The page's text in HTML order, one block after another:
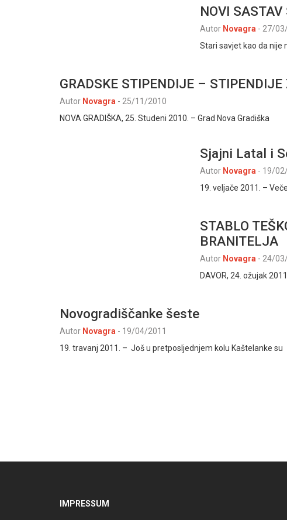
NOVI
Autor Novagra - 27/
Stari savjet kao da nije
GRADSKE STIPENDIJE –
Autor Novagra - 25/11/2010
NOVA GRADIŠKA, 25. Studeni 2010. – Grad Nova Gradiška
Sjajni Latal i
Autor Novagra - 19/
19. veljače 2011. –
STABLO
BRANITELJA
Autor Novagra - 24/
DAVOR, 24. ožujak
Novogradiščanke šeste
Autor Novagra - 19/04/2011
19. travanj 2011. – Još u pretposljednjem kolu Kaštelanke su
IMPRESSUM